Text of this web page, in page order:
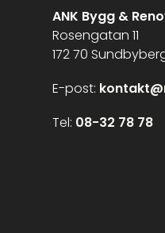
ANK Bygg &
Rosengatan 11
172 70
E-post:
Tel: 08-32 78 78